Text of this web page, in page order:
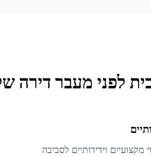
בית לפני מעבר דירה
מקצועיים וידידותיים לסביבה